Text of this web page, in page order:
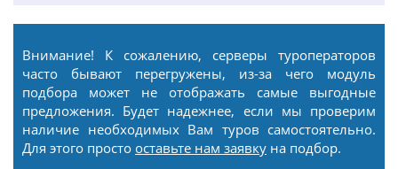
Внимание! К сожалению, серверы туроператоров
часто бывают перегружены, из-за чего модуль
подбора может не отображать самые выгодные
предложения. Будет надежнее, если мы проверим
наличие необходимых Вам туров самостоятельно.
Для этого просто оставьте нам заявку на подбор.